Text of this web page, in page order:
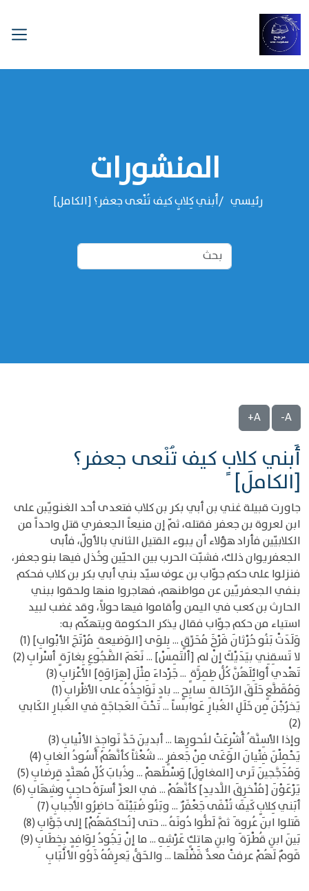
المنشورات
رئيسي أَبني كِلابٍ كيف تُنْعى جعفر؟ [الكامل]
A-
A+
أَبني كِلابٍ كيف تُنْعى جعفر؟
[الكامل]
جاورت قبيلة غني بن أبي بكر بن كلاب فتعدى أحد الغنويّبن على
ابن لعروة بن جعفر فقتله، ثمّ إن منيعاً الجعفري قتل واحداً من
الكلابيّين فأراد هؤلاء أن يبوء القتيل الثاني بالأولّ، فأبى
الجعفريوان ذلك، فشبّت الحرب بين الحيّين وخُذل فيها بنو جعفر،
فنزلوا على حكم جوّاب بن عوف سيّد بني أبي بكر بن كلاب فحكم
بنفي الجعفريّين عن مواطنهم، فهاجروا منها ولحقوا ببني
الحارث بن كعب في اليمن وأقاموا فيها حولاً، وقد غضب لبيد
استياء من حكم جوّاب فقال يذكر الحكومة ويتهكّم به:
وَلَدَتْ بَنُو حُرْثانَ فَرْخَ مُحَرِّقٍ ... بِلوَى [الوَضيعة ِ مُرْتَجَ الأبْوابِ] (1)
لا تَسقِنِي بيَدَيْكَ إنْ لمِ [ألتَمِسْ] ... نَعَمَ الضَّجُوعِ بِغارَة ٍ أسْرابِ (2)
تَهْدي أوائِلَهُنَّ كُلُّ طِمِرَّة ٍ ... جَرْداءَ مِثْلَ [هِرَاوَةِ] الأعْزابِ (3)
وَمُقَطَّعٍ حَلَقَ الرِّحَالة ِ سابِحٍ ... بادٍ نَوَاجِذُهُ على الأظْرابِ (1)
يَخرُجْنَ مِن خَلَلِ الغُبارِ عَوابساً ... تَحْتَ العَجاجَةِ في الغُبارِ الكَابي
(2)
وإذا الأسِنَّة ُ أُشْرِعَتْ لنُحورِها ... أبدينَ حَدَّ نَواجِذِ الأنْيابِ (3)
يَحْمِلْنَ فِتْيانَ الوَغَى مِنْ جَعفرٍ ... شُعْثاً كأنَّهُمُ أُسُودُ الغابِ (4)
وَمُدَجَّجينَ تَرى [المغاوِلَ] وَسْطَهمْ ... وذُبابَ كُلِّ مُهنَّدٍ قِرضابِ (5)
يَرْعَوْنَ [مُنْخرِقَ اللَّديدِ] كأنَّهُمْ ... في العزِّ أسرَةُ حاجِبٍ وشِهَابِ (6)
أبَني كِلابٍ كَيفَ تُنْفَى جَعْفَرٌ ... وبَنُو ضُبَيْنَة َ حاضِرُو الأجبابِ (7)
قَتلوا ابنَ عُروة َ ثمَّ لَطُّوا دُونَهُ ... حتى [نُحاكِمَهُمْ] إلى جَوَّابِ (8)
بَينَ ابنِ قُطْرَة َ وابنِ هاتِكٍ عَرْشِهِ ... ما إنْ يَجُودُ لِوَافِدٍ بِخِطَابِ (9)
قَومٌ لَهُمْ عرفتْ معدٌّ فَضْلَها ... والحَقُّ يَعرِفُهُ ذَوُو الألْبَابِ